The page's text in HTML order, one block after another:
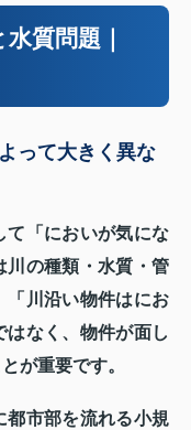
質問題｜
って大きく異な
て「においが気にな
川の種類・水質・管
「川沿い物件はにお
はなく、物件が面し
が重要です。
都市部を流れる小規